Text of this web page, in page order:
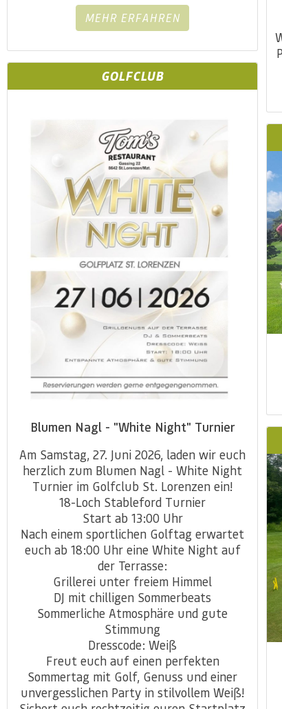
MEHR ERFAHREN
GOLFCLUB
Blumen Nagl - "White Night" Turnier
Am Samstag, 27. Juni 2026, laden wir euch
herzlich zum Blumen Nagl - White Night
Turnier im Golfclub St. Lorenzen ein!
18-Loch Stableford Turnier
Start ab 13:00 Uhr
Nach einem sportlichen Golftag erwartet
euch ab 18:00 Uhr eine White Night auf
der Terrasse:
Grillerei unter freiem Himmel
DJ mit chilligen Sommerbeats
Sommerliche Atmosphäre und gute
Stimmung
Dresscode: Weiß
Freut euch auf einen perfekten
Sommertag mit Golf, Genuss und einer
unvergesslichen Party in stilvollem Weiß!